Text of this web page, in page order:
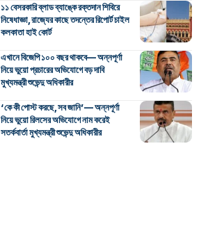
১১ বেসরকারি ব্লাড ব্যাঙ্কে রক্তদান শিবিরে
নিষেধাজ্ঞা, রাজ্যের কাছে তদন্তের রিপোর্ট চাইল
কলকাতা হাই কোর্ট
এখানে বিজেপি ১০০ বছর থাকবে— অন্নপূর্ণা
নিয়ে ভুয়ো প্রচারের অভিযোগে বড় দাবি
মুখ্যমন্ত্রী শুভেন্দু অধিকারীর
‘কে কী পোস্ট করছে, সব জানি’— অন্নপূর্ণা
নিয়ে ভুয়ো রিলসের অভিযোগে নাম করেই
সতর্কবার্তা মুখ্যমন্ত্রী শুভেন্দু অধিকারীর